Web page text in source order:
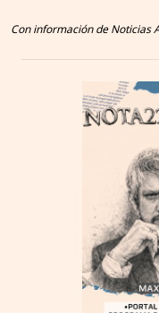
Con información de Noticias